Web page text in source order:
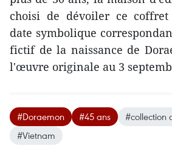
choisi de dévoiler ce
date symbolique
fictif de la naissance de
l'œuvre originale au 3
#Doraemon #45 ans
#collection
#Vietnam